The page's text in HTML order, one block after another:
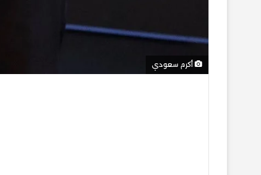
أكرم سعودي